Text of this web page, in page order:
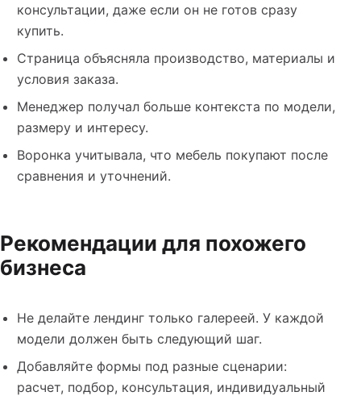
консультации, даже если он не готов сразу
купить.
Страница объясняла производство, материалы и
условия заказа.
Менеджер получал больше контекста по модели,
размеру и интересу.
Воронка учитывала, что мебель покупают после
сравнения и уточнений.
Рекомендации для похожего
бизнеса
Не делайте лендинг только галереей. У каждой
модели должен быть следующий шаг.
Добавляйте формы под разные сценарии:
расчет, подбор, консультация, индивидуальный